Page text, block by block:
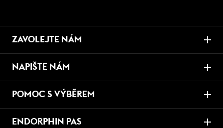
ZAVOLEJTE NÁM
NAPIŠTE NÁM
POMOC S VÝBĚREM
ENDORPHIN PAS